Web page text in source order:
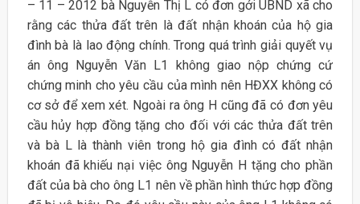
– 11 – 2012 bà Nguyễn Thị L có đơn gởi UBND xã cho
rằng các thửa đất trên là đất nhận khoán của hộ gia
đình bà là lao động chính. Trong quá trình giải quyết vụ
án ông Nguyễn Văn L1 không giao nộp chứng cứ
chứng minh cho yêu cầu của mình nên HĐXX không có
cơ sở để xem xét. Ngoài ra ông H cũng đã có đơn yêu
cầu hủy hợp đồng tặng cho đối với các thửa đất trên
và bà L là thành viên trong hộ gia đình có đất nhận
khoán đã khiếu nại việc ông Nguyễn H tặng cho phần
đất của bà cho ông L1 nên về phần hình thức hợp đồng